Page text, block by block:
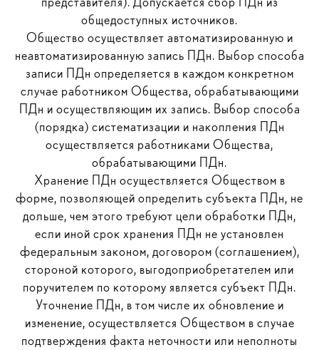
общедоступных источников.
Общество осуществляет автоматизированную и
неавтоматизированную запись ПДн. Выбор способа
записи ПДн определяется в каждом конкретном
случае работником Общества, обрабатывающими
ПДн и осуществляющим их запись. Выбор способа
(порядка) систематизации и накопления ПДн
осуществляется работниками Общества,
обрабатывающими ПДн.
Хранение ПДн осуществляется Обществом в
форме, позволяющей определить субъекта ПДн, не
дольше, чем этого требуют цели обработки ПДн,
если иной срок хранения ПДн не установлен
федеральным законом, договором (соглашением),
стороной которого, выгодоприобретателем или
поручителем по которому является субъект ПДн.
Уточнение ПДн, в том числе их обновление и
изменение, осуществляется Обществом в случае
подтверждения факта неточности или неполноты